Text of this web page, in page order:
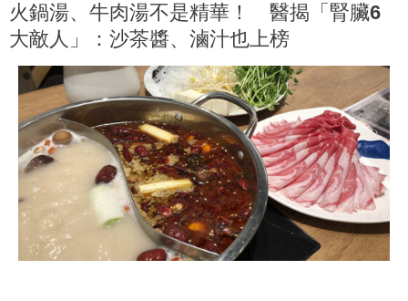
火鍋湯、牛肉湯不是精華！ 醫揭「腎臟6
大敵人」：沙茶醬、滷汁也上榜